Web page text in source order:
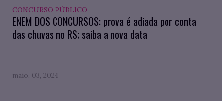
CONCURSO PÚBLICO
ENEM DOS CONCURSOS: prova é adiada por conta
das chuvas no RS; saiba a nova data
maio. 03, 2024